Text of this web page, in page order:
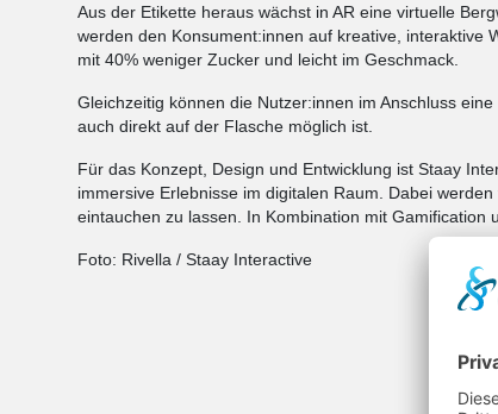
Aus der Etikette heraus wächst in AR eine virtuelle
werden den Konsument:innen auf kreative, interaktive
mit 40% weniger Zucker und leicht im Geschmack.
Gleichzeitig können die Nutzer:innen im Anschluss
auch direkt auf der Flasche möglich ist.
Für das Konzept, Design und Entwicklung ist Staay
immersive Erlebnisse im digitalen Raum. Dabei
eintauchen zu lassen. In Kombination mit Gamification
Foto: Rivella / Staay Interactive